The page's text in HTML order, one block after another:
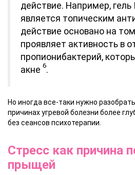
действие. Например,
является топическим
действие основано на
проявляет активность в
пропионибактерий,
акне 6.
Но иногда все-таки нужно
причинах угревой болезни более
без сеансов психотерапии.
Стресс как причина
прыщей